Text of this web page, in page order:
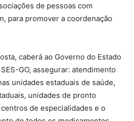
de pessoas com
para promover a coordenação
caberá ao Governo do Estado
GO, assegurar: atendimento
unidades estaduais de saúde,
unidades de pronto
de especialidades e o